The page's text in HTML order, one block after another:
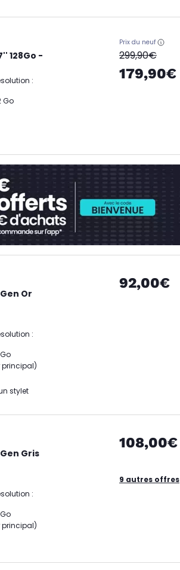
128Go -
:
Go
Prix du neuf
oldPrice
299,90€
179,90€
Or
:
principal)
stylet
92,00€
Gris
:
principal)
108,00€
9 autres offres